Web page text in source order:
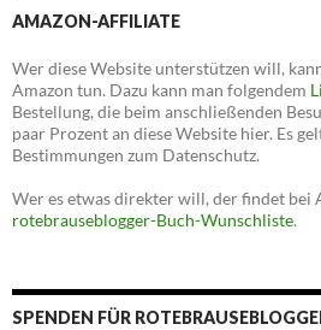
AMAZON-AFFILIATE
Wer diese Website unterstützen will,
Amazon tun. Dazu kann man folgendem
Bestellung, die beim anschließenden
paar Prozent an diese Website hier. Es
Bestimmungen zum Datenschutz.
Wer es etwas direkter will, der findet bei
rotebrauseblogger-Buch-Wunschliste.
SPENDEN FÜR